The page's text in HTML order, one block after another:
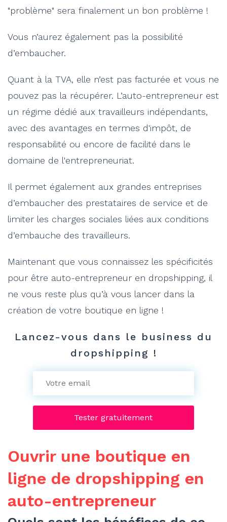
"problème" sera finalement un bon problème !
Vous n’aurez également pas la possibilité
d’embaucher.
Quant à la TVA, elle n’est pas facturée et vous ne
pouvez pas la récupérer. L’auto-entrepreneur est
un régime dédié aux travailleurs indépendants,
avec des avantages en termes d'impôt, de
responsabilité ou encore de facilité dans le
domaine de l'entrepreneuriat.
Il permet également aux grandes entreprises
d’embaucher des prestataires de service et de
limiter les charges sociales liées aux conditions
d’embauche des travailleurs.
Maintenant que vous connaissez les spécificités
pour être auto-entrepreneur en dropshipping, il
ne vous reste plus qu’à vous lancer dans la
création de votre boutique en ligne !
Lancez-vous dans le business du
dropshipping !
Ouvrir une boutique en
ligne de dropshipping en
auto-entrepreneur